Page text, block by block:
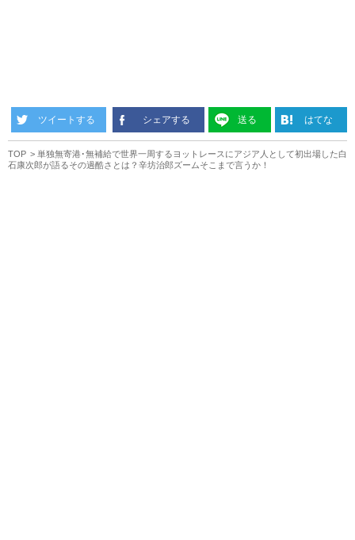
ツイートする シェアする 送る はてな
TOP
単独無寄港･無補給で世界一周するヨットレースにアジア人として初出場した白
石康次郎が語るその過酷さとは？辛坊治郎ズームそこまで言うか！